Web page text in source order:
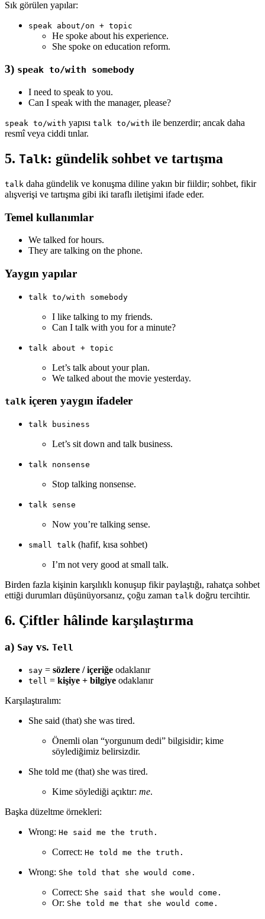
Sık görülen yapılar:
speak about/on + topic
He spoke about his experience.
She spoke on education reform.
3) speak to/with somebody
I need to speak to you.
Can I speak with the manager, please?
speak to/with yapısı talk to/with ile benzerdir; ancak daha
resmî veya ciddi tınlar.
5. Talk: gündelik sohbet ve tartışma
talk daha gündelik ve konuşma diline yakın bir fiildir; sohbet, fikir
alışverişi ve tartışma gibi iki taraflı iletişimi ifade eder.
Temel kullanımlar
We talked for hours.
They are talking on the phone.
Yaygın yapılar
talk to/with somebody
I like talking to my friends.
Can I talk with you for a minute?
talk about + topic
Let’s talk about your plan.
We talked about the movie yesterday.
talk içeren yaygın ifadeler
talk business
Let’s sit down and talk business.
talk nonsense
Stop talking nonsense.
talk sense
Now you’re talking sense.
small talk (hafif, kısa sohbet)
I’m not very good at small talk.
Birden fazla kişinin karşılıklı konuşup fikir paylaştığı, rahatça sohbet
ettiği durumları düşünüyorsanız, çoğu zaman talk doğru tercihtir.
6. Çiftler hâlinde karşılaştırma
a) Say vs. Tell
say = sözlere / içeriğe odaklanır
tell = kişiye + bilgiye odaklanır
Karşılaştıralım:
She said (that) she was tired.
Önemli olan “yorgunum dedi” bilgisidir; kime
söylediğimiz belirsizdir.
She told me (that) she was tired.
Kime söylediği açıktır: me.
Başka düzeltme örnekleri:
Wrong: He said me the truth.
Correct: He told me the truth.
Wrong: She told that she would come.
Correct: She said that she would come.
Or: She told me that she would come.